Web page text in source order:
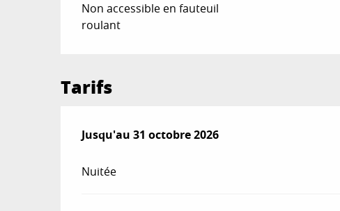
Non accessible en fauteuil
roulant
Tarifs
Du1 avril 2026au31 octobre 2026
Jusqu'au 31 octobre 2026
Nuitée